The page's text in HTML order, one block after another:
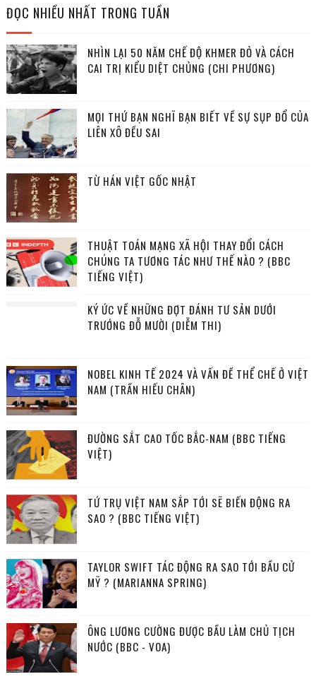
ĐỌC NHIỀU NHẤT TRONG TUẦN
NHÌN LẠI 50 NĂM CHẾ ĐỘ KHMER ĐỎ VÀ CÁCH
CAI TRỊ KIỂU DIỆT CHỦNG (CHI PHƯƠNG)
MỌI THỨ BẠN NGHĨ BẠN BIẾT VỀ SỰ SỤP ĐỔ CỦA
LIÊN XÔ ĐỀU SAI
TỪ HÁN VIỆT GỐC NHẬT
THUẬT TOÁN MẠNG XÃ HỘI THAY ĐỔI CÁCH
CHÚNG TA TƯƠNG TÁC NHƯ THẾ NÀO ? (BBC
TIẾNG VIỆT)
KÝ ỨC VỀ NHỮNG ĐỢT ĐÁNH TƯ SẢN DƯỚI
TRƯỚNG ĐỖ MƯỜI (DIỄM THI)
NOBEL KINH TẾ 2024 VÀ VẤN ĐỀ THỂ CHẾ Ở VIỆT
NAM (TRẦN HIẾU CHÂN)
ĐƯỜNG SẮT CAO TỐC BẮC-NAM (BBC TIẾNG
VIỆT)
TỨ TRỤ VIỆT NAM SẮP TỚI SẼ BIẾN ĐỘNG RA
SAO ? (BBC TIẾNG VIỆT)
TAYLOR SWIFT TÁC ĐỘNG RA SAO TỚI BẦU CỬ
MỸ ? (MARIANNA SPRING)
ÔNG LƯƠNG CƯỜNG ĐƯỢC BẦU LÀM CHỦ TỊCH
NƯỚC (BBC - VOA)